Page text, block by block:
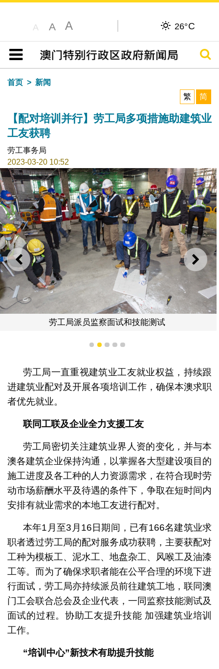
A A A 26°C
目录
搜寻
首页
新闻
繁
简
【配对培训并行】劳工局多项措施助建筑业
工友获聘
劳工事务局
2023-03-20 10:52
上一则 下一
劳工局派员监察面试和技能测试
1 2 3 4 5
劳工局一直重视建筑业工友就业权益，持续跟
进建筑业配对及开展各项培训工作，确保本澳求职
者优先就业。
联同工联及企业全力支援工友
劳工局密切关注建筑业界人资的变化，并与本
澳各建筑企业保持沟通，以掌握各大型建设项目的
施工进度及各工种的人力资源需求，在符合现时劳
动市场薪酬水平及待遇的条件下，争取在短时间内
安排有就业需求的本地工友进行配对。
本年1月至3月16日期间，已有166名建筑业求
职者透过劳工局的配对服务成功获聘，主要获配对
工种为模板工、泥水工、地盘杂工、风喉工及油漆
工等。而为了确保求职者能在公平合理的环境下进
行面试，劳工局亦持续派员前往建筑工地，联同澳
门工会联合总会及企业代表，一同监察技能测试及
面试的过程。协助工友提升技能 加强建筑业培训
工作。
“培训中心”新技术有助提升技能